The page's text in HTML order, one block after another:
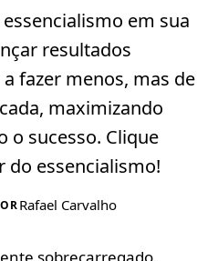
em sua
resultados
fazer menos, mas de
maximizando
o sucesso. Clique
do essencialismo!
Rafael Carvalho
sobrecarregado,